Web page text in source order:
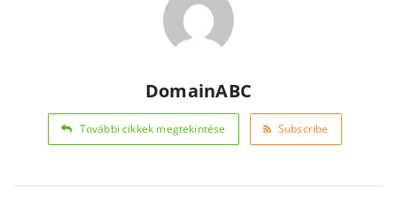
DomainABC
További cikkek megtekintése Subscribe